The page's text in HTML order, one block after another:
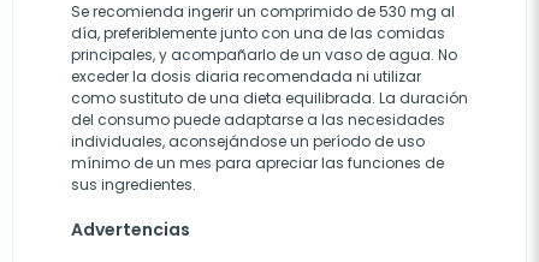
Se recomienda ingerir un comprimido de 530 mg al
día, preferiblemente junto con una de las comidas
principales, y acompañarlo de un vaso de agua. No
exceder la dosis diaria recomendada ni utilizar
como sustituto de una dieta equilibrada. La duración
del consumo puede adaptarse a las necesidades
individuales, aconsejándose un período de uso
mínimo de un mes para apreciar las funciones de
sus ingredientes.
Advertencias